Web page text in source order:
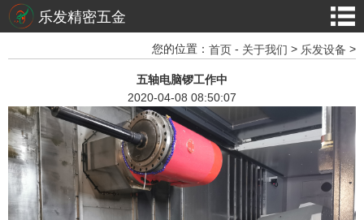
乐发精密五金
您的位置： 首页 - 关于我们 > 乐发设备 >
五轴电脑锣工作中
2020-04-08 08:50:07